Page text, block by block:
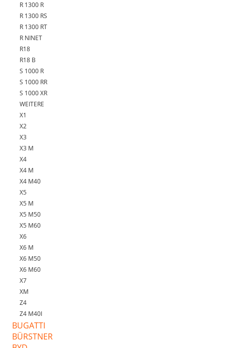
R 1300 R
R 1300 RS
R 1300 RT
R NINET
R18
R18 B
S 1000 R
S 1000 RR
S 1000 XR
WEITERE
X1
X2
X3
X3 M
X4
X4 M
X4 M40
X5
X5 M
X5 M50
X5 M60
X6
X6 M
X6 M50
X6 M60
X7
XM
Z4
Z4 M40I
BUGATTI
BÜRSTNER